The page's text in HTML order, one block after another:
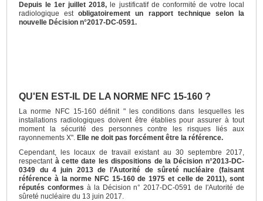
Depuis le 1er juillet 2018, le justificatif de conformité de votre local
radiologique estobligatoirement un rapport technique selon la
nouvelle Décision n°2017-DC-0591.
QU'EN EST-IL DE LA NORME NFC 15-160 ?
La norme NFC 15-160 définit " les conditions dans lesquelles les
installations radiologiques doivent être établies pour assurer à tout
moment la sécurité des personnes contre les risques liés aux
rayonnements X". Elle ne doit pas forcément être la référence.
Cependant, les locaux de travail existant au 30 septembre 2017,
respectant à cette date les dispositions de la Décision n°2013-DC-
0349 du 4 juin 2013 de l’Autorité de sûreté nucléaire (faisant
référence à la norme NFC 15-160 de 1975 et celle de 2011), sont
réputés conformes à la Décision n° 2017-DC-0591 de l'Autorité de
sûreté nucléaire du 13 juin 2017.